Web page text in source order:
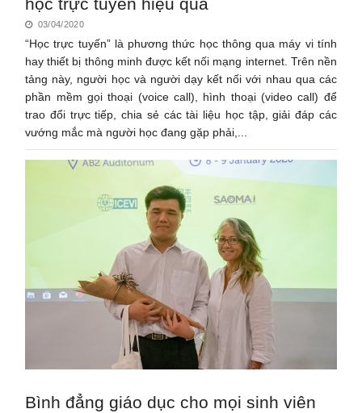
03/04/2020
“Học trực tuyến” là phương thức học thông qua máy vi tính
hay thiết bị thông minh được kết nối mạng internet. Trên nền
tảng này, người học và người dạy kết nối với nhau qua các
phần mềm gọi thoại (voice call), hình thoại (video call) để
trao đổi trực tiếp, chia sẻ các tài liệu học tập, giải đáp các
vướng mắc mà người học đang gặp phải,...
Bình đẳng giáo dục cho mọi sinh viên